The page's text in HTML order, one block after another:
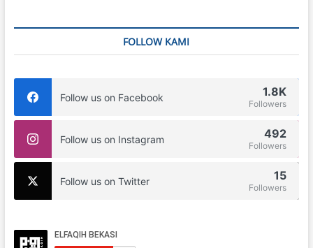
FOLLOW KAMI
Follow us on Facebook 1.8K
Followers
Follow us on Instagram 492
Followers
Follow us on Twitter 15
Followers